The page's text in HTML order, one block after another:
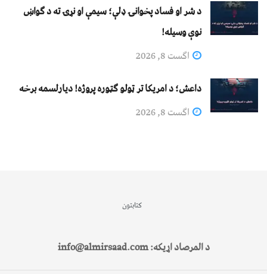
د شر او فساد پخوانۍ ډلې؛ سیمې او نړۍ ته د ګواښ
نوې وسیله!
اگست 8, 2026
داعش؛ د امریکا تر ټولو ګټوره پروژه! دیارلسمه برخه
اگست 8, 2026
کتابتون
د المرصاد اړیکه: info@almirsaad.com